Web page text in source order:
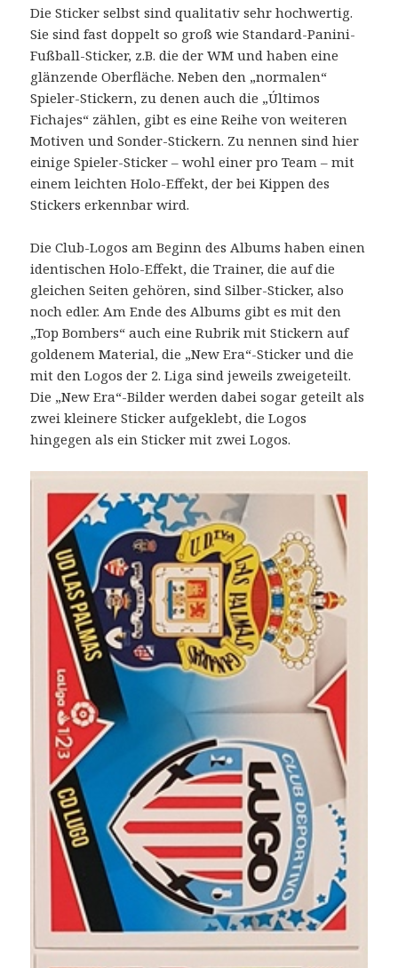
Die Sticker selbst sind qualitativ sehr hochwertig.
Sie sind fast doppelt so groß wie Standard-Panini-
Fußball-Sticker, z.B. die der WM und haben eine
glänzende Oberfläche. Neben den „normalen“
Spieler-Stickern, zu denen auch die „Últimos
Fichajes“ zählen, gibt es eine Reihe von weiteren
Motiven und Sonder-Stickern. Zu nennen sind hier
einige Spieler-Sticker – wohl einer pro Team – mit
einem leichten Holo-Effekt, der bei Kippen des
Stickers erkennbar wird.
Die Club-Logos am Beginn des Albums haben einen
identischen Holo-Effekt, die Trainer, die auf die
gleichen Seiten gehören, sind Silber-Sticker, also
noch edler. Am Ende des Albums gibt es mit den
„Top Bombers“ auch eine Rubrik mit Stickern auf
goldenem Material, die „New Era“-Sticker und die
mit den Logos der 2. Liga sind jeweils zweigeteilt.
Die „New Era“-Bilder werden dabei sogar geteilt als
zwei kleinere Sticker aufgeklebt, die Logos
hingegen als ein Sticker mit zwei Logos.